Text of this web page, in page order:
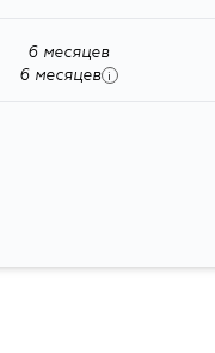
6 месяцев
6 месяцев
i